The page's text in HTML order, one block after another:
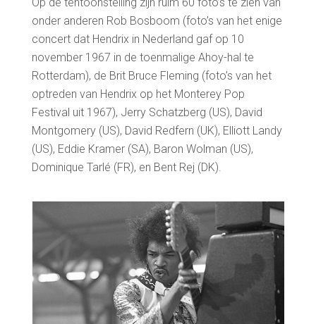
onder anderen Rob Bosboom (foto’s van het enige
concert dat Hendrix in Nederland gaf op 10
november 1967 in de toenmalige Ahoy-hal te
Rotterdam), de Brit Bruce Fleming (foto’s van het
optreden van Hendrix op het Monterey Pop
Festival uit 1967), Jerry Schatzberg (US), David
Montgomery (US), David Redfern (UK), Elliott Landy
(US), Eddie Kramer (SA), Baron Wolman (US),
Dominique Tarlé (FR), en Bent Rej (DK).